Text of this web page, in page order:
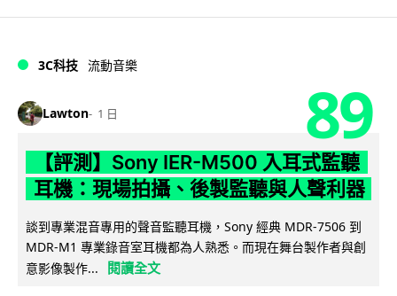
3C科技 流動音樂
Lawton 1 日 89
【評測】Sony IER-M500 入耳式監聽
耳機：現場拍攝、後製監聽與人聲利器
談到專業混音專用的聲音監聽耳機，Sony 經典 MDR-7506 到
MDR-M1 專業錄音室耳機都為人熟悉。而現在舞台製作者與創
意影像製作...
閱讀全文